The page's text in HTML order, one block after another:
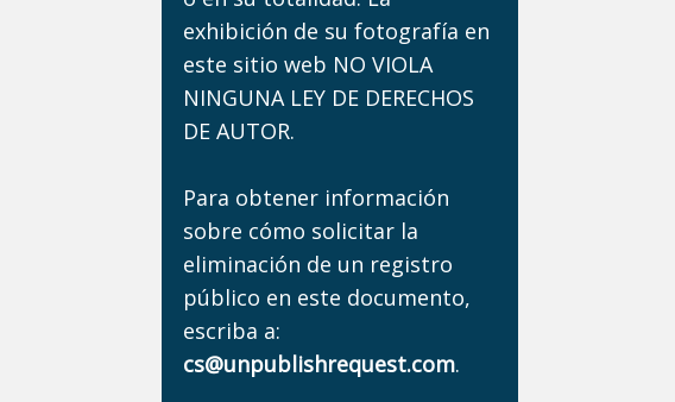
exhibición de su fotografía en
este sitio web NO VIOLA
NINGUNA LEY DE DERECHOS
DE AUTOR.
Para obtener información
sobre cómo solicitar la
eliminación de un registro
público en este documento,
escriba a:
cs@unpublishrequest.com.